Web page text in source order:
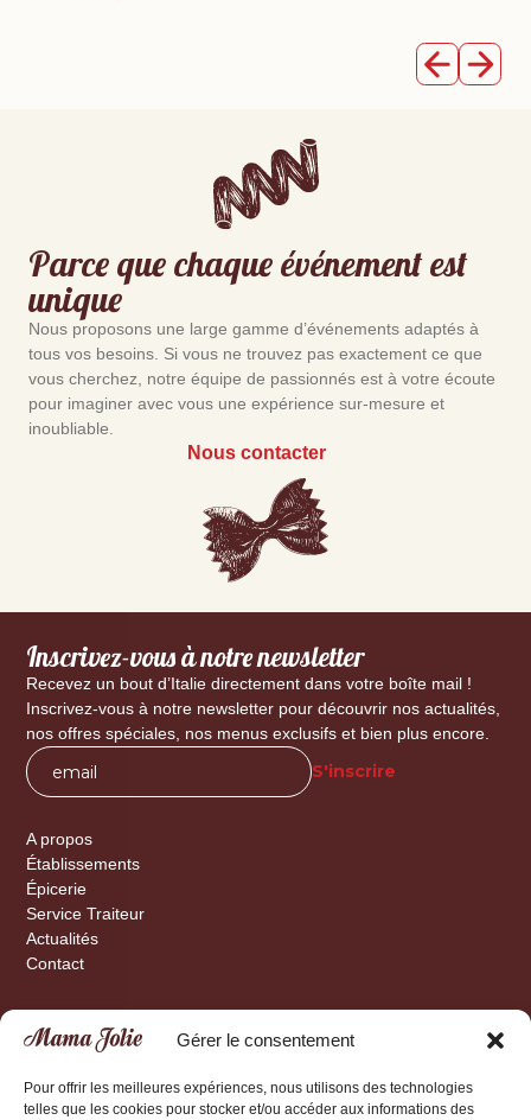
Gérer le consentement
Pour offrir les meilleures expériences, nous utilisons des technologies
telles que les cookies pour stocker et/ou accéder aux informations des
Parce que chaque événement est
unique
Nous proposons une large gamme d’événements adaptés à
tous vos besoins. Si vous ne trouvez pas exactement ce que
vous cherchez, notre équipe de passionnés est à votre écoute
pour imaginer avec vous une expérience sur-mesure et
inoubliable.
Nous contacter
Inscrivez-vous à notre newsletter
Recevez un bout d’Italie directement dans votre boîte mail !
Inscrivez-vous à notre newsletter pour découvrir nos actualités,
nos offres spéciales, nos menus exclusifs et bien plus encore.
A propos
Établissements
Épicerie
Service Traiteur
Actualités
Contact
Rue de la Gare 34
1260 Nyon